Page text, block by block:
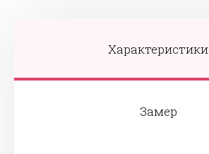
Характеристики
Замер